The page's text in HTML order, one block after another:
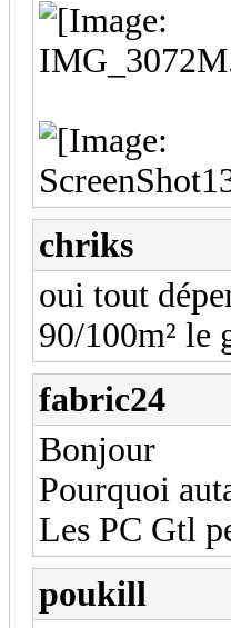
chriks
oui tout
90/100m² le
fabric24
Bonjour
Pourquoi
Les PC Gtl
poukill